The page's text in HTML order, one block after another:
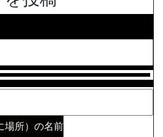
場所）の名前